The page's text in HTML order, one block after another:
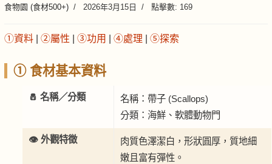
食物園 (食材500+) 2026年3月15日 點擊數: 169
①資料 ②屬性 ③功用 ④處理 ⑤探索
① 食材基本資料
🧂 名稱／分類
名稱：帶子 (Scallops)
分類：海鮮、軟體動物門
👁️ 外觀特徵
肉質色澤潔白，形狀圓厚，質地細
嫩且富有彈性。